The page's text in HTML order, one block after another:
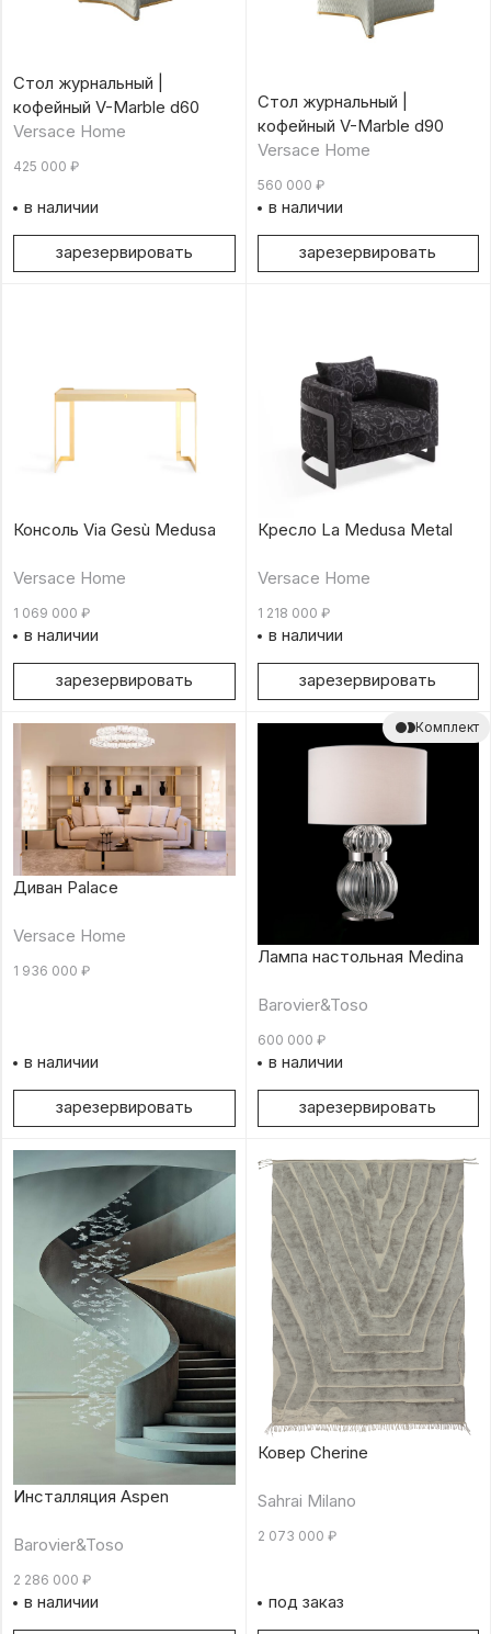
Стол журнальный |
кофейный V-Marble d60
Versace Home
425 000 ₽
в наличии
зарезервировать
Стол журнальный |
кофейный V-Marble d90
Versace Home
560 000 ₽
в наличии
зарезервировать
Консоль Via Gesù Medusa
Versace Home
1 069 000 ₽
в наличии
зарезервировать
Кресло La Medusa Metal
Versace Home
1 218 000 ₽
в наличии
зарезервировать
Диван Palace
Versace Home
1 936 000 ₽
в наличии
зарезервировать
Комплект
Лампа настольная Medina
Barovier&Toso
600 000 ₽
в наличии
зарезервировать
Инсталляция Aspen
Barovier&Toso
2 286 000 ₽
в наличии
Ковер Cherine
Sahrai Milano
2 073 000 ₽
под заказ